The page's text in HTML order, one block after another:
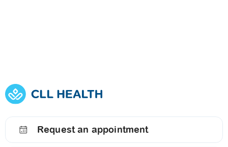
Request an appointment